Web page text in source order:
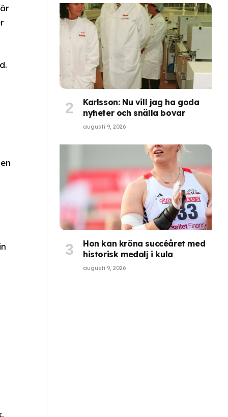
Karlsson: Nu vill jag ha goda
nyheter och snälla bovar
augusti 9, 2026
Hon kan kröna succéåret med
historisk medalj i kula
augusti 9, 2026